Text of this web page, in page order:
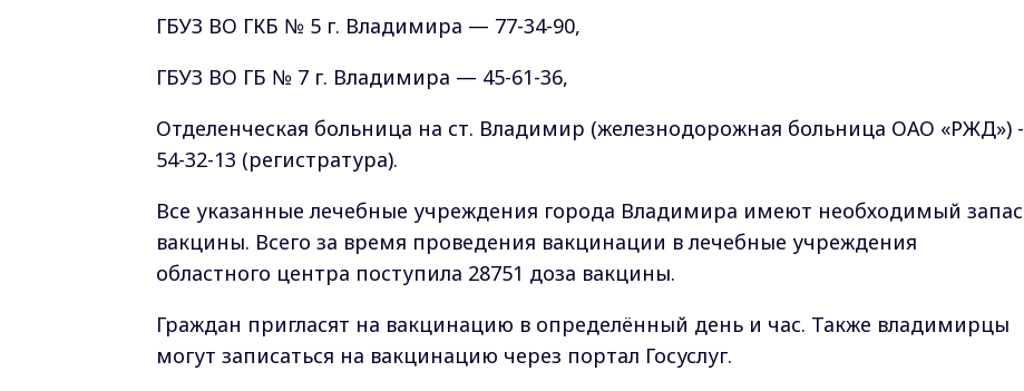
ГБУЗ ВО ГКБ № 5 г. Владимира — 77-34-90,
ГБУЗ ВО ГБ № 7 г. Владимира — 45-61-36,
Отделенческая больница на ст. Владимир (железнодорожная больница ОАО «РЖД») -
54-32-13 (регистратура).
Все указанные лечебные учреждения города Владимира имеют необходимый запас
вакцины. Всего за время проведения вакцинации в лечебные учреждения
областного центра поступила 28751 доза вакцины.
Граждан пригласят на вакцинацию в определённый день и час. Также владимирцы
могут записаться на вакцинацию через портал Госуслуг.